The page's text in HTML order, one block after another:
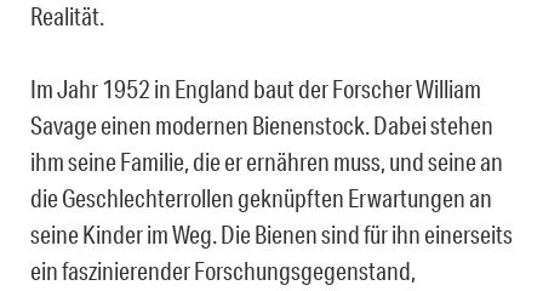
Realität.
Im Jahr 1952 in England baut der Forscher William
Savage einen modernen Bienenstock. Dabei stehen
ihm seine Familie, die er ernähren muss, und seine an
die Geschlechterrollen geknüpften Erwartungen an
seine Kinder im Weg. Die Bienen sind für ihn einerseits
ein faszinierender Forschungsgegenstand,